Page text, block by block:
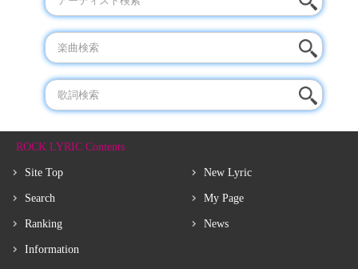
ROCK LYRIC Contents
Site Top
Search
Ranking
Information
New Lyric
My Page
News